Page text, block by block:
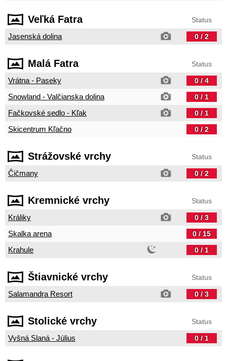
Veľká Fatra Status
Jasenská dolina 0 / 2
Malá Fatra Status
Vrátna - Paseky 0 / 4
Snowland - Valčianska dolina 0 / 1
Fačkovské sedlo - Kľak 0 / 1
Skicentrum Kľačno 0 / 2
Strážovské vrchy Status
Čičmany 0 / 2
Kremnické vrchy Status
Králiky 0 / 3
Skalka arena 0 / 15
Krahule 0 / 1
Štiavnické vrchy Status
Salamandra Resort 0 / 3
Stolické vrchy Status
Vyšná Slaná - Július 0 / 1